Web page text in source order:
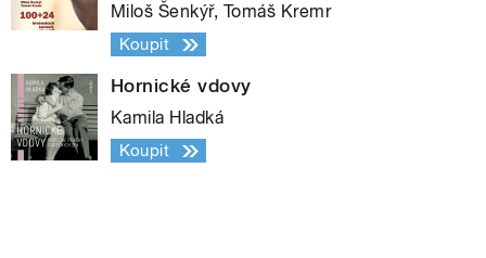
Miloš Šenkýř, Tomáš Kremr
Koupit
Hornické vdovy
Kamila Hladká
Koupit